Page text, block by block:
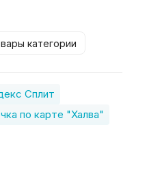
категории
Сплит
по карте "Халва"